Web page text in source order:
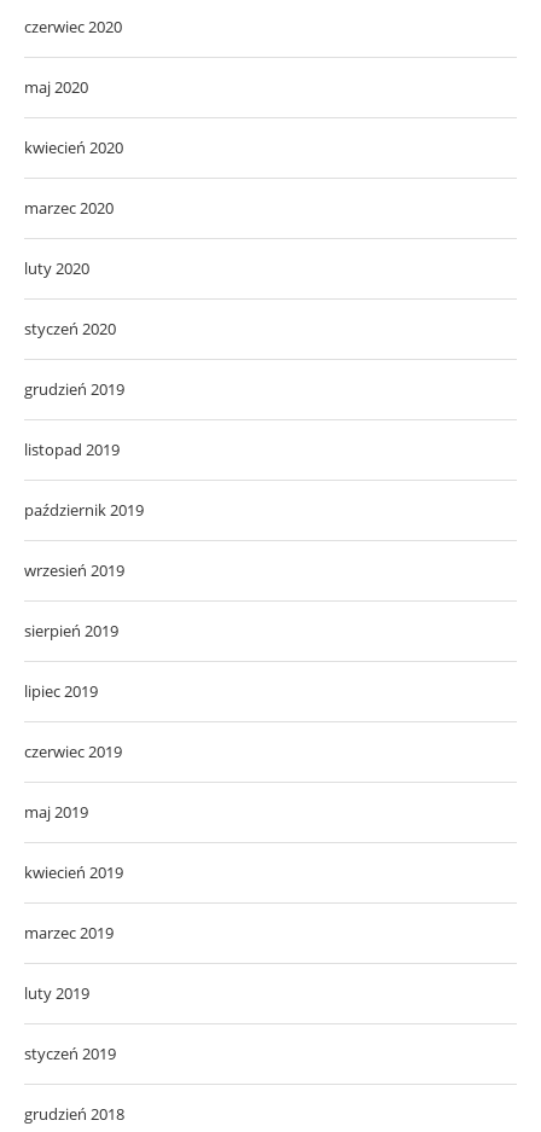
czerwiec 2020
maj 2020
kwiecień 2020
marzec 2020
luty 2020
styczeń 2020
grudzień 2019
listopad 2019
październik 2019
wrzesień 2019
sierpień 2019
lipiec 2019
czerwiec 2019
maj 2019
kwiecień 2019
marzec 2019
luty 2019
styczeń 2019
grudzień 2018